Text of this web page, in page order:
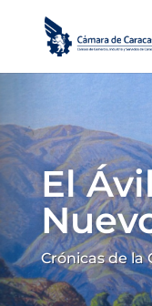
El
Crónicas de la